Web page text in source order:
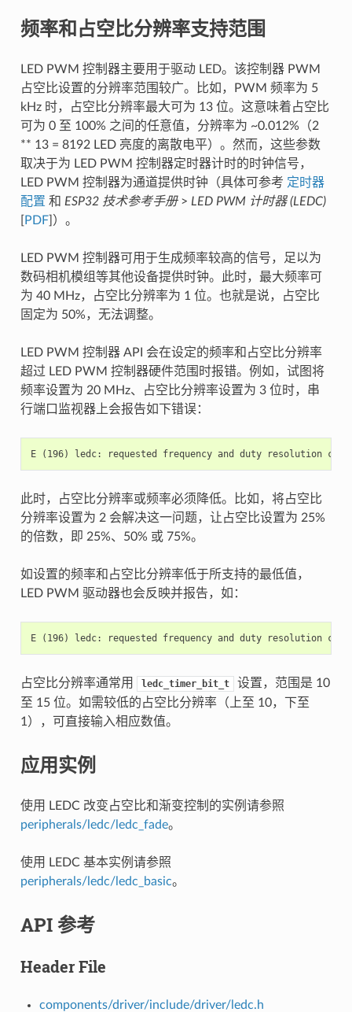
频率和占空比分辨率支持范围
LED PWM 控制器主要用于驱动 LED。该控制器 PWM
占空比设置的分辨率范围较广。比如，PWM 频率为 5
kHz 时，占空比分辨率最大可为 13 位。这意味着占空比
可为 0 至 100% 之间的任意值，分辨率为 ~0.012%（2
** 13 = 8192 LED 亮度的离散电平）。然而，这些参数
取决于为 LED PWM 控制器定时器计时的时钟信号，
LED PWM 控制器为通道提供时钟（具体可参考 定时器
配置 和 ESP32 技术参考手册> LED PWM 计时器 (LEDC)
PDF]）。
LED PWM 控制器可用于生成频率较高的信号，足以为
数码相机模组等其他设备提供时钟。此时，最大频率可
为 40 MHz，占空比分辨率为 1 位。也就是说，占空比
固定为 50%，无法调整。
LED PWM 控制器 API 会在设定的频率和占空比分辨率
超过 LED PWM 控制器硬件范围时报错。例如，试图将
频率设置为 20 MHz、占空比分辨率设置为 3 位时，串
行端口监视器上会报告如下错误：
此时，占空比分辨率或频率必须降低。比如，将占空比
分辨率设置为 2 会解决这一问题，让占空比设置为 25%
的倍数，即 25%、50% 或 75%。
如设置的频率和占空比分辨率低于所支持的最低值，
LED PWM 驱动器也会反映并报告，如：
占空比分辨率通常用 ledc_timer_bit_t
设置，范围是 10
至 15 位。如需较低的占空比分辨率（上至 10，下至
1），可直接输入相应数值。
应用实例
使用 LEDC 改变占空比和渐变控制的实例请参照
peripherals/ledc/ledc_fade。
使用 LEDC 基本实例请参照
peripherals/ledc/ledc_basic。
API 参考
Header File
components/driver/include/driver/ledc.h